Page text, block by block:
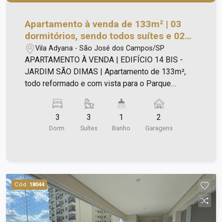
Apartamento à venda de 133m² | 03
dormitórios, sendo todos suítes e 02
vagas de garagem | Edifício 14 Bis -
Vila Adyana | São José dos Campos |
Vila Adyana - São José dos Campos/SP
APARTAMENTO À VENDA | EDIFÍCIO 14 BIS -
JARDIM SÃO DIMAS | Apartamento de 133m²,
todo reformado e com vista para o Parque
todos suítes com armários - Banheiros com box
Blindex e gabinetes; - Sala para 02 ambientes; -
Sacada ampla com churrasqueira; - Lavabo; -
Piscina adulto e infantil; - Salão de festas; -
Academia; - Churrasqueira; - Brinquedoteca. Aqui
você está próximo ao Shopping Colinas,
Shopping Esplanada, farmácias, restaurantes,
3
Dorm.
3
Suítes
1
Banho
2
Garagens
Cód. 18044